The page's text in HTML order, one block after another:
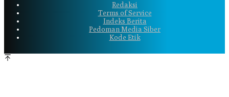
Redaksi
Terms of Service
Indeks Berita
Pedoman Media Siber
Kode Etik